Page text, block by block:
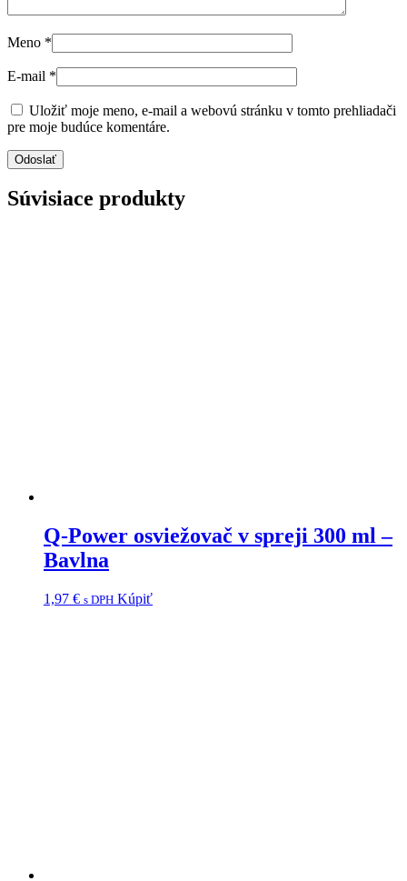
Meno *
E-mail *
Uložiť moje meno, e-mail a webovú stránku v tomto prehliadači
pre moje budúce komentáre.
Súvisiace produkty
Q-Power osviežovač v spreji 300 ml –
Bavlna
1,97 € s DPH Kúpiť